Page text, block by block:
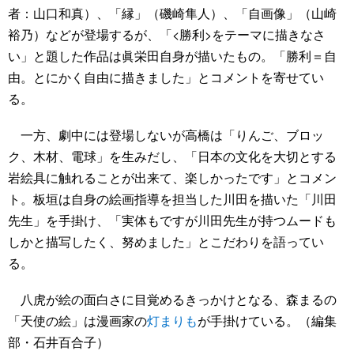
者：山口和真）、「縁」（磯崎隼人）、「自画像」（山崎
裕乃）などが登場するが、「<勝利>をテーマに描きなさ
い」と題した作品は眞栄田自身が描いたもの。「勝利＝自
由。とにかく自由に描きました」とコメントを寄せてい
る。
一方、劇中には登場しないが高橋は「りんご、ブロッ
ク、木材、電球」を生みだし、「日本の文化を大切とする
岩絵具に触れることが出来て、楽しかったです」とコメン
ト。板垣は自身の絵画指導を担当した川田を描いた「川田
先生」を手掛け、「実体もですが川田先生が持つムードも
しかと描写したく、努めました」とこだわりを語ってい
る。
八虎が絵の面白さに目覚めるきっかけとなる、森まるの
「天使の絵」は漫画家の灯まりもが手掛けている。（編集
部・石井百合子）